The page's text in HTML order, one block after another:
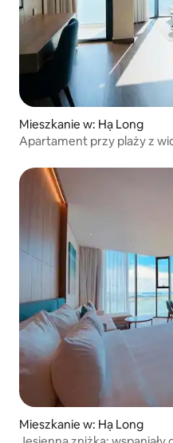
Mieszkanie w: Hạ Long
Apartament przy plaży z
Mieszkanie w: Hạ Long